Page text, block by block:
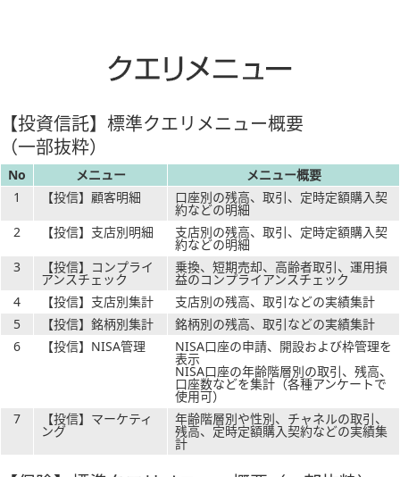
【投資信託】標準クエリメニュー概要
（一部抜粋）
No メニュー
メニュー概要
1
【投信】顧客明細 口座別の残高、取引、定時定額購入契
約などの明細
2
【投信】支店別明細 支店別の残高、取引、定時定額購入契
約などの明細
3
【投信】コンプライ
アンスチェック
乗換、短期売却、高齢者取引、運用損
益のコンプライアンスチェック
4
【投信】支店別集計
支店別の残高、取引などの実績集計
5
【投信】銘柄別集計
銘柄別の残高、取引などの実績集計
6
【投信】NISA管理 NISA口座の申請、開設および枠管理を
表示
NISA口座の年齢階層別の取引、残高、
口座数などを集計（各種アンケートで
使用可）
7
【投信】マーケティ
ング
年齢階層別や性別、チャネルの取引、
残高、定時定額購入契約などの実績集
計